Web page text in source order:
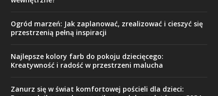
Ogród marzeń: Jak zaplanować, zrealizować i cieszyć się
przestrzenią pełną inspiracji
Najlepsze kolory farb do pokoju dziecięcego:
Kreatywność i radość w przestrzeni malucha
Zanurz się w świat komfortowej pościeli dla dzieci: